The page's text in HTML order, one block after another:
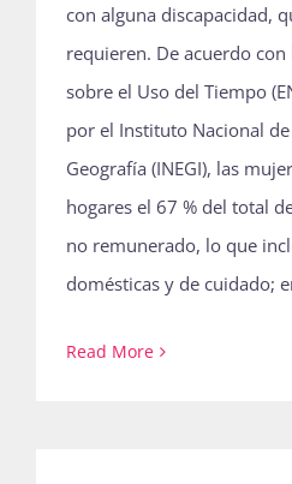
con alguna discapacidad,
requieren. De acuerdo con
sobre el Uso del Tiempo
por el Instituto Nacional
Geografía (INEGI), las
hogares el 67 % del total
no remunerado, lo que
domésticas y de cuidado;
Read More